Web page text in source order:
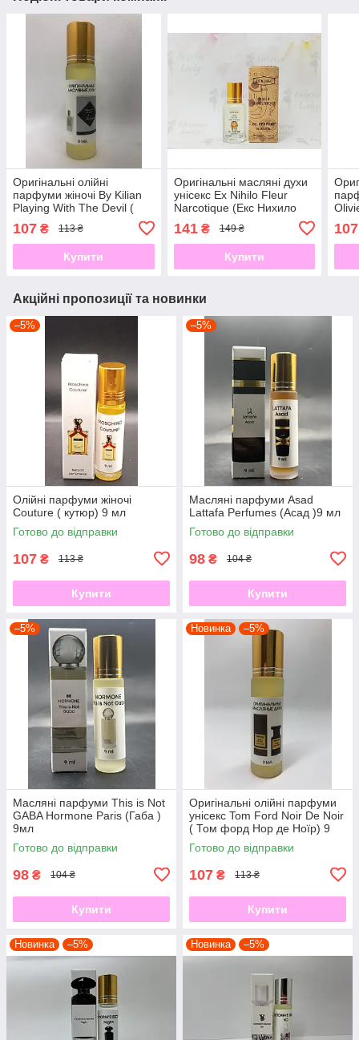
Оригінальні олійні
парфуми жіночі By Kilian
Playing With The Devil (
Девіл) 9 мл
107 ₴ 113 ₴
Купити
Оригінальні масляні духи
унісекс Ex Nihilo Fleur
Narcotique (Екс Нихило
141₴ 149 ₴
Купити
107
Акційні пропозиції та новинки
–5%
Олійні парфуми жіночі
Couture ( кутюр) 9 мл
Готово до відправки
107 ₴ 113 ₴
Купити
–5%
Масляні парфуми Asad
Lattafa Perfumes (Асад )9 мл
Готово до відправки
98 ₴ 104 ₴
Купити
–5%
Масляні парфуми This is Not
GABA Hormone Paris (Габа )
9мл
Готово до відправки
98 ₴ 104 ₴
Купити
Новинка –5%
Оригінальні олійні парфуми
унісекс Tom Ford Noir De Noir
( Том форд Нор де Ноїр) 9
мл
Готово до відправки
107 ₴ 113 ₴
Купити
Новинка –5% Новинка –5%